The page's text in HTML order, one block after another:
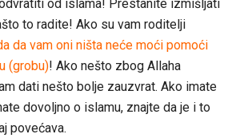
od islama! Prestanite izmišljati
to radite! Ako su vam roditelji
da vam oni ništa neće moći pomoći
(grobu)! Ako nešto zbog Allaha
dati nešto bolje zauzvrat. Ako imate
dovoljno o islamu, znajte da je i to
povećava.